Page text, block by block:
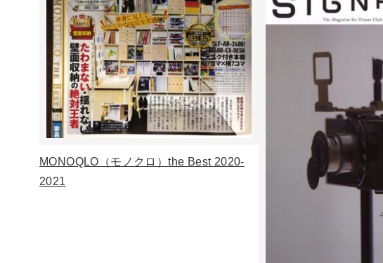
MONOQLO（モノクロ）the Best 2020-
2021